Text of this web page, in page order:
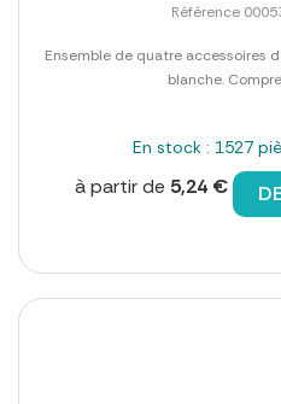
Référence
Ensemble de quatre accessoires
blanche.
En stock : 1527
à partir de 5,24 €